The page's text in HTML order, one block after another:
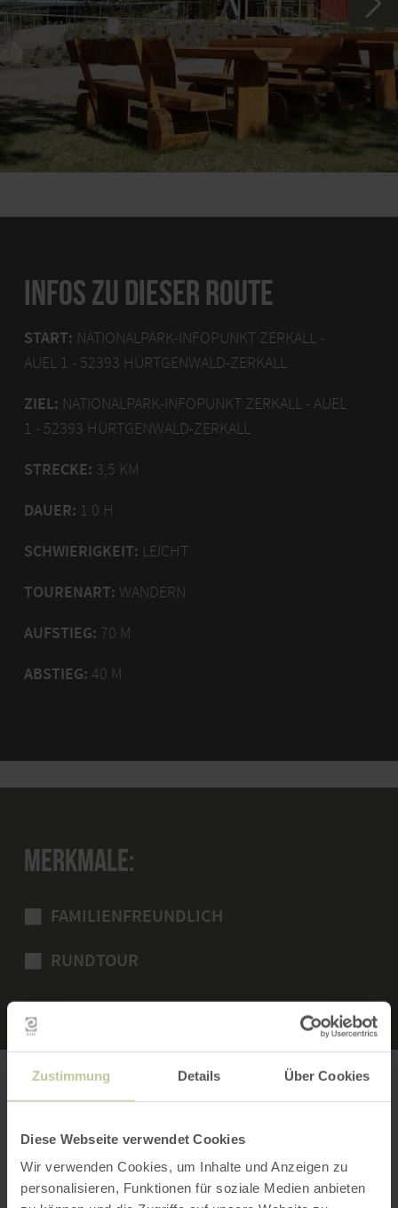
Zustimmung Details Über Cookies
Diese Webseite verwendet Cookies
Wir verwenden Cookies, um Inhalte und Anzeigen zu
personalisieren, Funktionen für soziale Medien anbieten
INFOS ZU DIESER ROUTE
START: NATIONALPARK-INFOPUNKT ZERKALL -
AUEL 1 - 52393 HÜRTGENWALD-ZERKALL
ZIEL: NATIONALPARK-INFOPUNKT ZERKALL - AUEL
1 - 52393 HÜRTGENWALD-ZERKALL
STRECKE: 3,5 KM
DAUER: 1:0 H
SCHWIERIGKEIT: LEICHT
TOURENART: WANDERN
AUFSTIEG: 70 M
ABSTIEG: 40 M
MERKMALE:
FAMILIENFREUNDLICH
RUNDTOUR
KARTENMATERIAL
WIR EMPFEHLEN: